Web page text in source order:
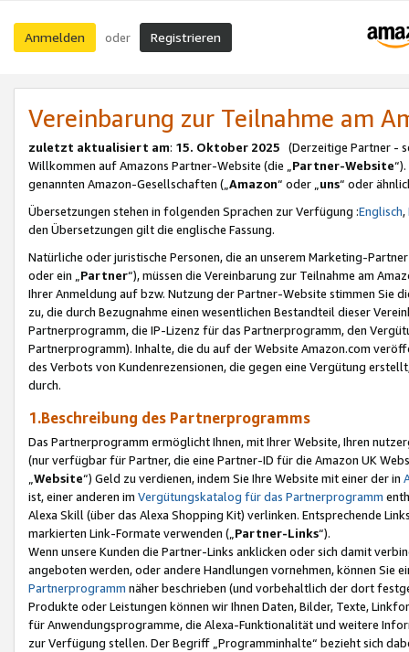
Anmelden oder Registrieren
Vereinbarung zur Teilnahme am
zuletzt aktualisiert am: 15. Oktober 2025 (Derzeitige Partner -
Willkommen auf Amazons Partner-Website (die „Partner-Website
genannten Amazon-Gesellschaften („Amazon“ oder „uns“ oder
Übersetzungen stehen in folgenden Sprachen zur Verfügung :Englisch,
den Übersetzungen gilt die englische Fassung.
Natürliche oder juristische Personen, die an unserem Marketing-
oder ein „Partner“), müssen die Vereinbarung zur Teilnahme am
Ihrer Anmeldung auf bzw. Nutzung der Partner-Website stimmen Sie
zu, die durch Bezugnahme einen wesentlichen Bestandteil dieser
Partnerprogramm, die IP-Lizenz für das Partnerprogramm, den
Partnerprogramm). Inhalte, die du auf der Website Amazon.com
des Verbots von Kundenrezensionen, die gegen eine Vergütung
durch.
1.Beschreibung des Partnerprogramms
Das Partnerprogramm ermöglicht Ihnen, mit Ihrer Website, Ihren
(nur verfügbar für Partner, die eine Partner-ID für die Amazon UK
Website“) Geld zu verdienen, indem Sie Ihre Website mit einer der in
ist, einer anderen im Vergütungskatalog für das Partnerprogramm
Alexa Skill (über das Alexa Shopping Kit) verlinken. Entsprechende
markierten Link-Formate verwenden („ Partner-Links“).
Wenn unsere Kunden die Partner-Links anklicken oder sich damit
angeboten werden, oder andere Handlungen vornehmen, können Sie
Partnerprogramm näher beschrieben (und vorbehaltlich der dort
Produkte oder Leistungen können wir Ihnen Daten, Bilder, Texte,
für Anwendungsprogramme, die Alexa-Funktionalität und weitere
zur Verfügung stellen. Der Begriff „Programminhalte“ bezieht sich